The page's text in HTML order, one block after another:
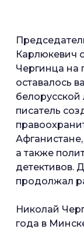
Карлюкевич
Чергинца на
оставалось
белорусской
писатель
а также
детективов.
продолжал
Николай
года в